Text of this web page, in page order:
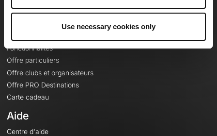
Use necessary cookies only
Fonctionnalités
Offre particuliers
Offre clubs et organisateurs
Offre PRO Destinations
Carte cadeau
Aide
Centre d'aide